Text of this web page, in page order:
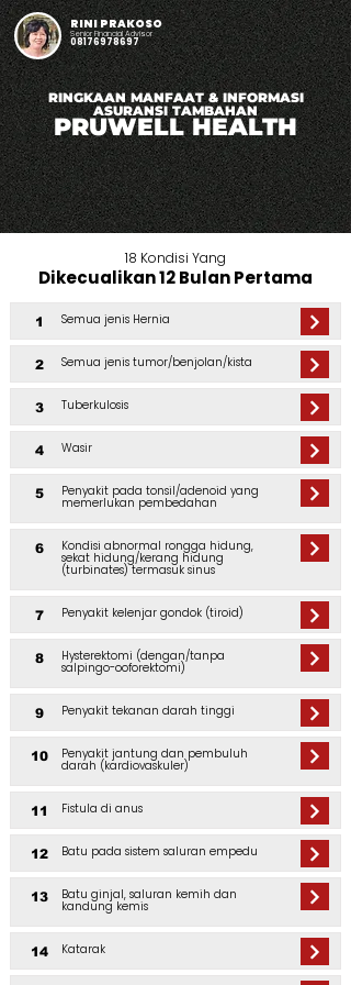
RINI PRAKOSO
Senior Financial Advisor
08176978697
RINGKAAN MANFAAT & INFORMASI
ASURANSI TAMBAHAN
PRUWELL HEALTH
18 Kondisi Yang
Dikecualikan 12 Bulan Pertama
1 Semua jenis Hernia
2 Semua jenis tumor/benjolan/kista
3 Tuberkulosis
4 Wasir
5 Penyakit pada tonsil/adenoid yang
memerlukan pembedahan
6 Kondisi abnormal rongga hidung,
sekat hidung/kerang hidung
(turbinates) termasuk sinus
7 Penyakit kelenjar gondok (tiroid)
8 Hysterektomi (dengan/tanpa
salpingo-ooforektomi)
9 Penyakit tekanan darah tinggi
10 Penyakit jantung dan pembuluh
darah (kardiovaskuler)
11 Fistula di anus
12 Batu pada sistem saluran empedu
13 Batu ginjal, saluran kemih dan
kandung kemis
14 Katarak